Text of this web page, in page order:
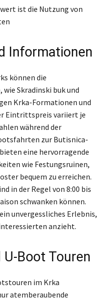
ist die Nutzung von
Informationen
können die
Skradinski buk und
Krka-Formationen und
Eintrittspreis variiert je
während der
zur Butisnica-
eine hervorragende
wie Festungsruinen,
bequem zu erreichen.
in der Regel von 8:00 bis
schwanken können.
unvergessliches Erlebnis,
anzieht.
Boot Touren
im Krka
atemberaubende